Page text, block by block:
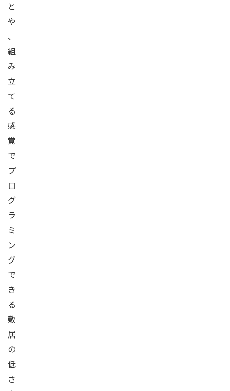
と
や
、
組
み
立
て
る
感
覚
で
プ
ロ
グ
ラ
ミ
ン
グ
で
き
る
敷
居
の
低
さ